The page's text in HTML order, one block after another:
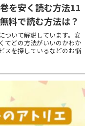
を安く読む方法11
料で読む方法は？
ついて解説しています。安
てどの方法がいいのかわか
スを探しているなどのお悩